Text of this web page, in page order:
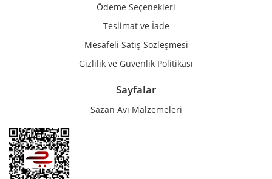
Ödeme Seçenekleri
Teslimat ve İade
Mesafeli Satış Sözleşmesi
Gizlilik ve Güvenlik Politikası
Sayfalar
Sazan Avı Malzemeleri